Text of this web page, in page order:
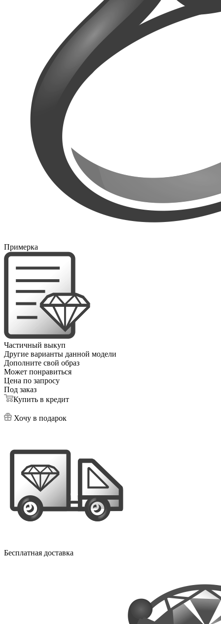
Примерка
Частичный выкуп
Другие варианты данной модели
Дополните свой образ
Может понравиться
Цена по запросу
Под заказ
Купить в кредит
Хочу в подарок
Бесплатная доставка